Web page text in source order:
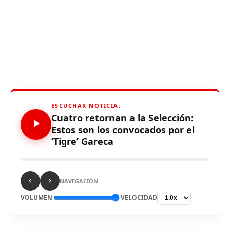
ESCUCHAR NOTICIA:
Cuatro retornan a la Selección:
Estos son los convocados por el
‘Tigre’ Gareca
NAVEGACIÓN
VOLUMEN VELOCIDAD